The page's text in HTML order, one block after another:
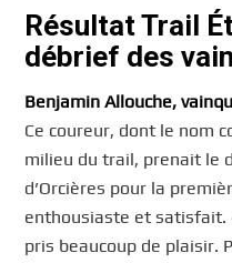
Résultat Trail
débrief des
Benjamin Allouche,
Ce coureur, dont le nom
milieu du trail, prenait le
d’Orcières pour la
enthousiaste et satisfait.
pris beaucoup de plaisir.